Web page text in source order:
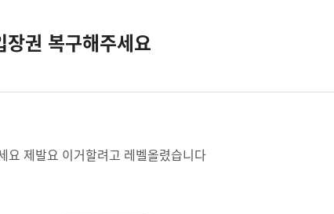
권 복구해주세요
요 제발요 이거할려고 레벨올렸습니다